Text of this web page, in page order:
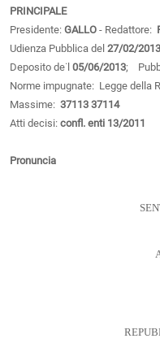
PRINCIPALE
Presidente: GALLO - Redattore:
Udienza Pubblica del 27/02/2013
Deposito de˙l 05/06/2013;
Norme impugnate: Legge della
Massime: 37113 37114
Atti decisi: confl. enti 13/2011
Pronuncia